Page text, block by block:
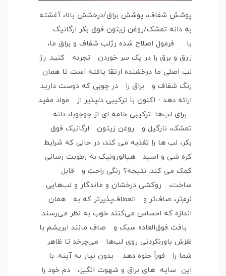
پوشش شفاف، پوشش براق/درخشش بالا، آغشته
به دانه تمشک/روغن زیتون فوق بکر ارگانیک
با فرمول اصلاح شده رژلب شفاف و براق ما،
زرق و برق را در یک سر خوردن تجربه کنید. رژ
لب اصلی ما درخشنده ارتقا یافته است تا همان
رنگ شفاف و براق را در چوبی که دوست دارید
ارائه دهد - اکنون با ترکیبی دلپذیر از مواد مفید
برای لب‌ها. ترکیبی خامه ای از جوجوبا، دانه
تمشک، نارگیل و روغن زیتون ارگانیک فوق
بکر، لب ها را تغذیه می کند، در حالی که شرایط
کره شی و اسید هیالورونیک به رطوبت رسانی
کمک می کند. نتیجه؟ رنگی راحت و قابل
ساخت، روکشی درخشان و ماندگار و لب‌هایی
نرم‌تر، صاف‌تر و انعطاف‌پذیرتر که به همان
اندازه که احساس می‌کنند خوب به نظر می‌رسند.
بافت فوق‌العاده سبک و صاف مانند ابریشم با
لغزش باورنکردنی روی لب‌ها می‌چرخد تا ظاهر
شما را فوراً جلوه دهد – بدون نیاز به آینه. با
این سایه های براق و شهوت انگیز، دم خود را